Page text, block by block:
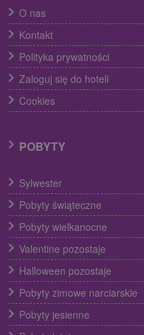
O nas
Kontakt
Polityka prywatności
Zaloguj się do hoteli
Cookies
POBYTY
Sylwester
Pobyty świąteczne
Pobyty wielkanocne
Valentine pozostaje
Halloween pozostaje
Pobyty zimowe narciarskie
Pobyty jesienne